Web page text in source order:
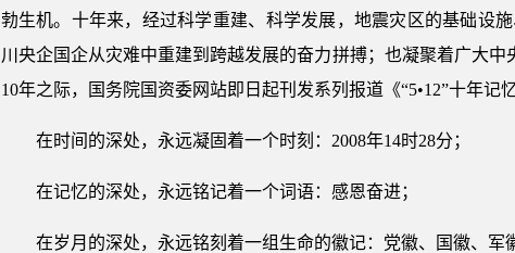
勃生机。十年来，经过科学重建、科学发展，地震灾区的基础设
川央企国企从灾难中重建到跨越发展的奋力拼搏；也凝聚着广大
10年之际，国务院国资委网站即日起刊发系列报道《“5•12”十年
在时间的深处，永远凝固着一个时刻：2008年14时28分；
在记忆的深处，永远铭记着一个词语：感恩奋进；
在岁月的深处，永远铭刻着一组生命的徽记：党徽、国徽、